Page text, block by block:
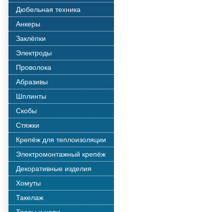
Дюбельная техника
Анкеры
Заклёпки
Электроды
Проволока
Абразивы
Шплинты
Скобы
Стяжки
Крепёж для теплоизоляции
Электромонтажный крепёж
Декоративные изделия
Хомуты
Такелаж